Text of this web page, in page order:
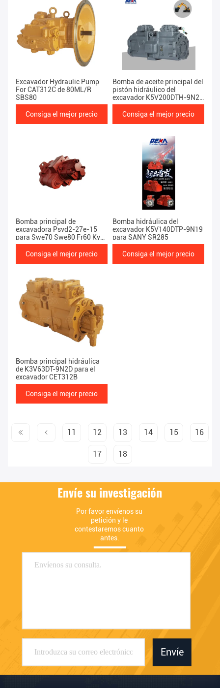
Excavador Hydraulic Pump
For CAT312C de 80ML/R
SBS80
Consiga el mejor precio
Bomba de aceite principal del
pistón hidráulico del
excavador K5V200DTH-9N2Y
para EC480D
Consiga el mejor precio
Bomba principal de
excavadora Psvd2-27e-15
para Swe70 Swe80 Fr60 Kyb
Psvd2-27e
Consiga el mejor precio
Bomba hidráulica del
excavador K5V140DTP-9N19
para SANY SR285
Consiga el mejor precio
Bomba principal hidráulica
de K3V63DT-9N2D para el
excavador CET312B
Consiga el mejor precio
11 12 13 14 15 16
17 18
Envíe su investigación
Por favor envíenos su
petición y le
contestaremos cuanto
antes.
Envíe